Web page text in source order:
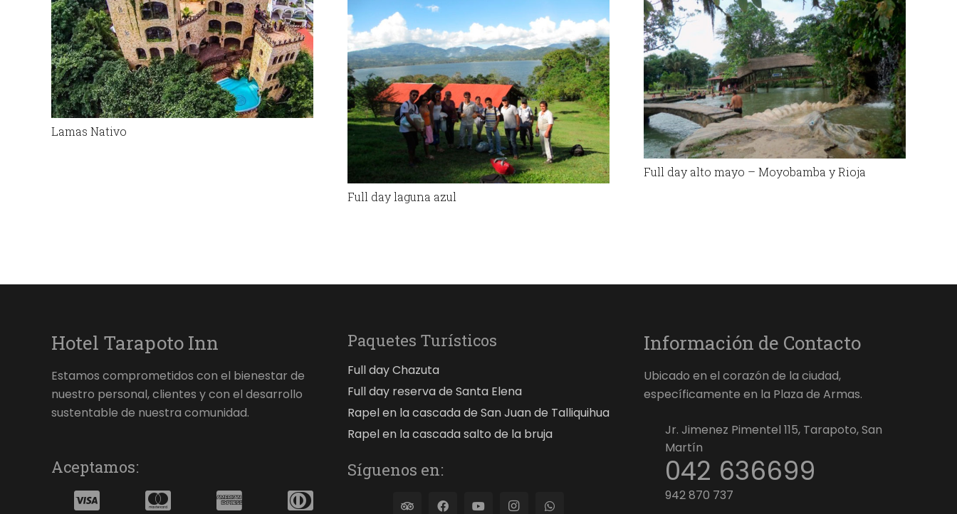
Lamas Nativo
Full day alto mayo – Moyobamba y Rioja
Full day laguna azul
Hotel Tarapoto Inn
Estamos comprometidos con el bienestar de
nuestro personal, clientes y con el desarrollo
sustentable de nuestra comunidad.
Aceptamos:
Paquetes Turísticos
Full day Chazuta
Full day reserva de Santa Elena
Rapel en la cascada de San Juan de Talliquihua
Rapel en la cascada salto de la bruja
Síguenos en:
Información de Contacto
Ubicado en el corazón de la ciudad,
específicamente en la Plaza de Armas.
Jr. Jimenez Pimentel 115, Tarapoto, San
Martín
042 636699
942 870 737